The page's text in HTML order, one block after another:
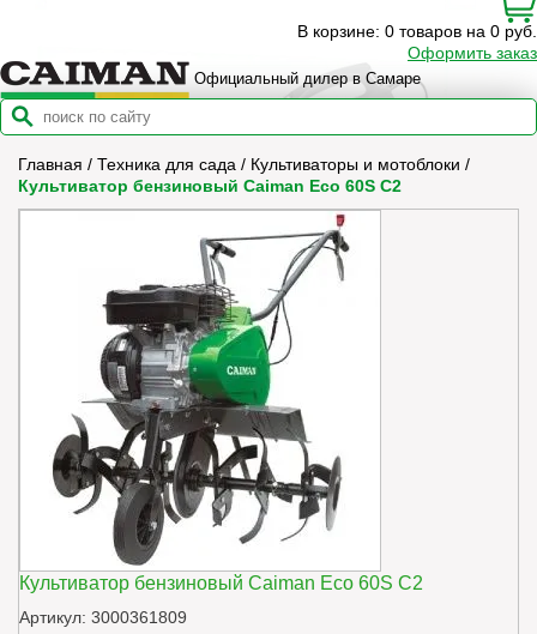
В корзине: 0 товаров на 0 руб.
Оформить заказ
Официальный дилер в Самаре
Главная / Техника для сада / Культиваторы и мотоблоки /
Культиватор бензиновый Caiman Eco 60S C2
Культиватор бензиновый Caiman Eco 60S C2
Артикул: 3000361809